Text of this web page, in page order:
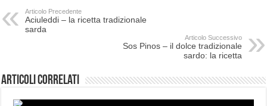
Articolo Precedente
Aciuleddi – la ricetta tradizionale
sarda
Articolo Successivo
Sos Pinos – il dolce tradizionale
sardo: la ricetta
Articoli correlati